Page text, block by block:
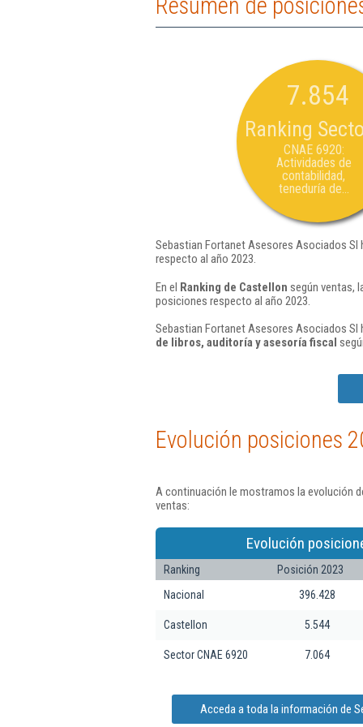
Resumen de
7.854
Ranking
CNAE 6920:
Actividades de
contabilidad,
teneduría de...
Sebastian Fortanet Asesores Asociados
respecto al año 2023.
En el Ranking de Castellon según ventas,
posiciones respecto al año 2023.
Sebastian Fortanet Asesores Asociados Sl
de libros, auditoría y asesoría fiscal
Evolución posiciones
A continuación le mostramos la evolución
ventas:
Evolución
Ranking
Posición 2023
Nacional
396.428
Castellon 5.544
Sector CNAE 6920 7.064
Acceda a toda la información de